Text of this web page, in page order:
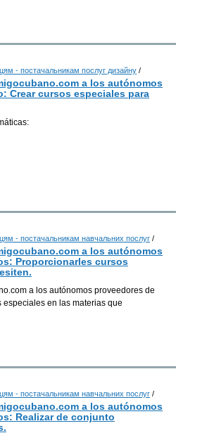
- постачальникам послуг дизайну /
a los autónomos
Crear cursos especiales para
- постачальникам навчальних послуг /
a los autónomos
Proporcionarles cursos
a los autónomos proveedores de
en las materias que
- постачальникам навчальних послуг /
a los autónomos
Realizar de conjunto